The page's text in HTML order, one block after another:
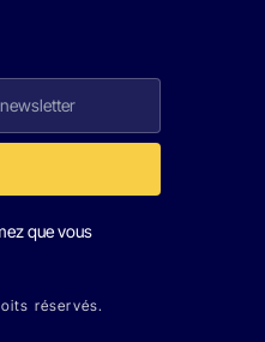
que vous
réservés.